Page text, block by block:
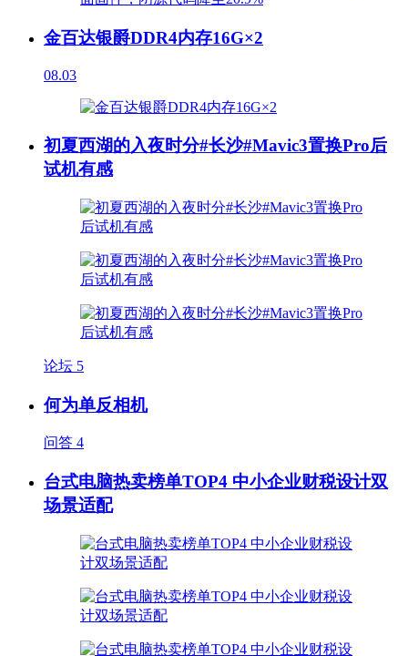
金百达银爵DDR4内存16G×2
08.03
初夏西湖的入夜时分#长沙#Mavic3置换Pro后
试机有感
论坛 5
何为单反相机
问答 4
台式电脑热卖榜单TOP4 中小企业财税设计双
场景适配